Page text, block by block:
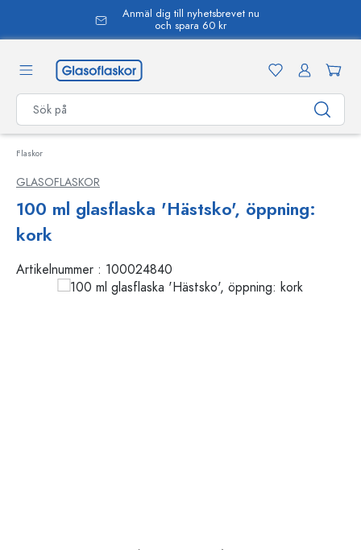
Anmäl dig till nyhetsbrevet nu
och spara 60 kr
Flaskor
GLASOFLASKOR
100 ml glasflaska 'Hästsko', öppning:
kork
Artikelnummer : 100024840